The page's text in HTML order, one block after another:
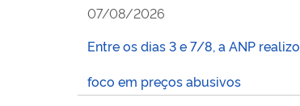
07/08/2026
Entre os dias 3 e 7/8, a ANP
foco em preços abusivos